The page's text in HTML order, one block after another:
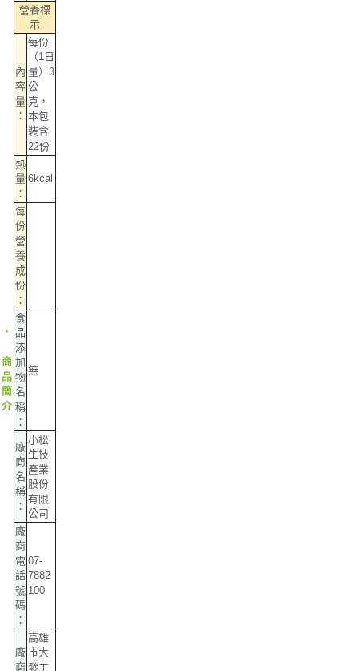
‧
商
品
簡
介
營養標
示
內
容
量
：
每份
（1日
量）3
公
克，
本包
裝含
22份
熱
量
：
6kcal
每
份
營
養
成
份
：
食
品
添
加
物
名
稱
：
無
廠
商
名
稱
：
小松
生技
產業
股份
有限
公司
廠
商
電
話
號
碼
：
07-
7882
100
廠
商
高雄
市大
發工